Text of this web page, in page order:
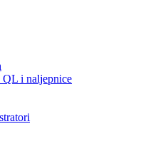
QL i naljepnice